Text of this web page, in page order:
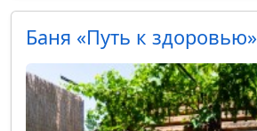
Баня «Путь к здоровью»